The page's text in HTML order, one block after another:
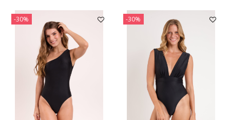
-30% -30%